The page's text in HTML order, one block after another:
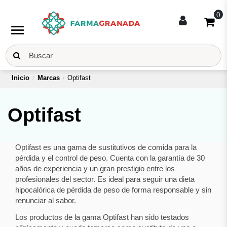
menu
0
Inicio Marcas Optifast
Optifast
Optifast es una gama de sustitutivos de comida para la
pérdida y el control de peso. Cuenta con la garantía de 30
años de experiencia y un gran prestigio entre los
profesionales del sector. Es ideal para seguir una dieta
hipocalórica de pérdida de peso de forma responsable y sin
renunciar al sabor.
Los productos de la gama Optifast han sido testados